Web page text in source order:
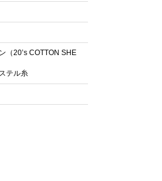
（20’s COTTON SHE
テル糸